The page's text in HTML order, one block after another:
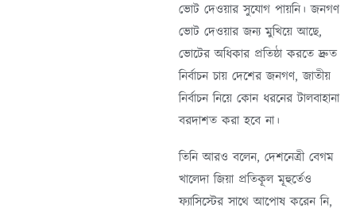
ভোট দেওয়ার সুযোগ পায়নি। জনগণ
ভোট দেওয়ার জন্য মুখিয়ে আছে,
ভোটের অধিকার প্রতিষ্ঠা করতে দ্রুত
নির্বাচন চায় দেশের জনগণ, জাতীয়
নির্বাচন নিয়ে কোন ধরনের টালবাহানা
বরদাশত করা হবে না।
তিনি আরও বলেন, দেশনেত্রী বেগম
খালেদা জিয়া প্রতিকূল মূহুর্তেও
ফ্যাসিস্টের সাথে আপোষ করেন নি,